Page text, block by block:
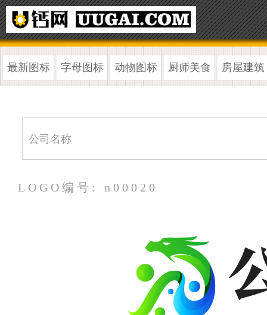
最新图标 字母图标 动物图标 厨师美食 房屋建筑
LOGO编号: n00020